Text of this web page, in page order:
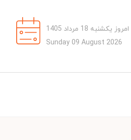
امروز یکشنبه 18 مرداد 1405
Sunday 09 August 2026